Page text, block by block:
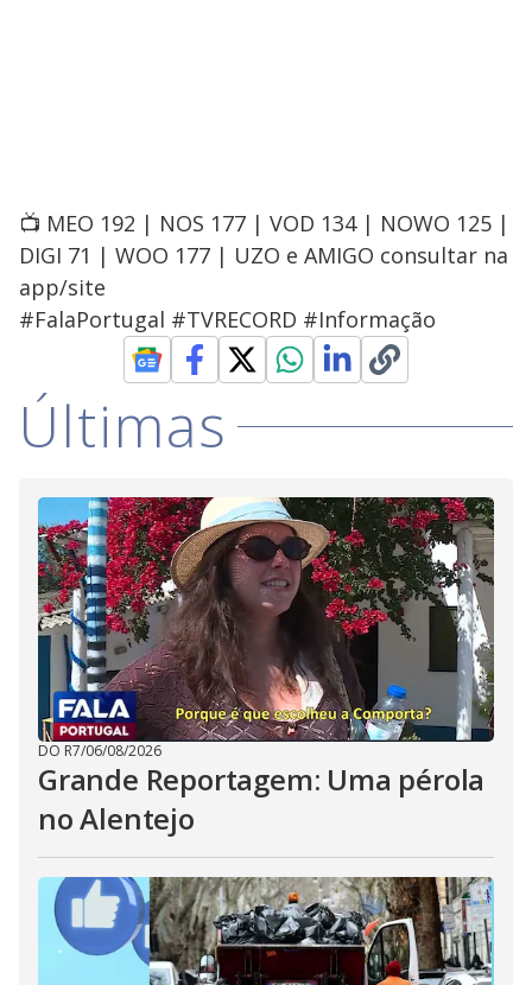
📺 MEO 192 | NOS 177 | VOD 134 | NOWO 125 |
DIGI 71 | WOO 177 | UZO e AMIGO consultar na
app/site
#FalaPortugal #TVRECORD #Informação
Últimas
DO R7/06/08/2026
Grande Reportagem: Uma pérola
no Alentejo